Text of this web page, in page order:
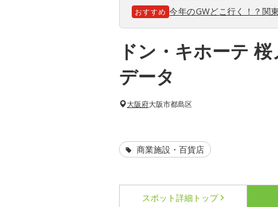
おすすめ 今年のGWどこ行く！？関
ドン・キホーテ
データ
大阪府大阪市都島区
商業施設・百貨店
スポット詳細 トップ